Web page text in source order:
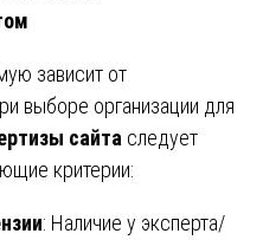
зависит от
выборе организации для
сайта следует
критерии:
: Наличие у эксперта/